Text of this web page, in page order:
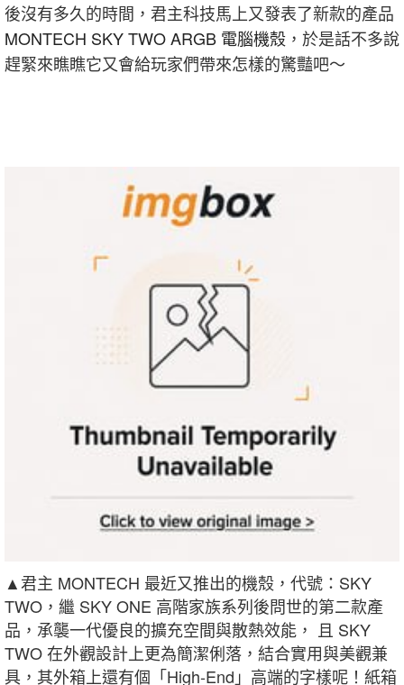
後沒有多久的時間，君主科技馬上又發表了新款的產品
MONTECH SKY TWO ARGB 電腦機殼 ，於是話不多說
趕緊來瞧瞧它又會給玩家們帶來怎樣的驚豔吧～
▲君主 MONTECH 最近又推出的機殼，代號：SKY
TWO，繼 SKY ONE 高階家族系列後問世的第二款產
品，承襲一代優良的擴充空間與散熱效能， 且 SKY
TWO 在外觀設計上更為簡潔俐落，結合實用與美觀兼
具，其外箱上還有個「High-End」高端的字樣呢！紙箱